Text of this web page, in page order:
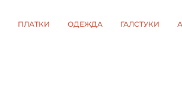
ПЛАТКИ ОДЕЖДА ГАЛСТУКИ